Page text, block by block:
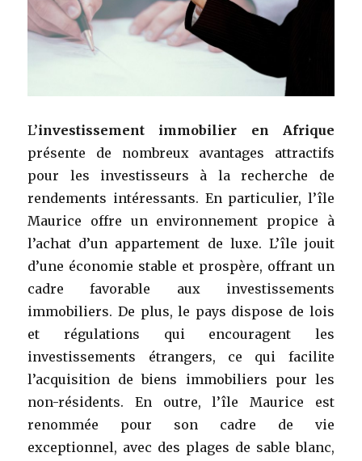
L’investissement immobilier en Afrique
présente de nombreux avantages attractifs
pour les investisseurs à la recherche de
rendements intéressants. En particulier, l’île
Maurice offre un environnement propice à
l’achat d’un appartement de luxe. L’île jouit
d’une économie stable et prospère, offrant un
cadre favorable aux investissements
immobiliers. De plus, le pays dispose de lois
et régulations qui encouragent les
investissements étrangers, ce qui facilite
l’acquisition de biens immobiliers pour les
non-résidents. En outre, l’île Maurice est
renommée pour son cadre de vie
exceptionnel, avec des plages de sable blanc,